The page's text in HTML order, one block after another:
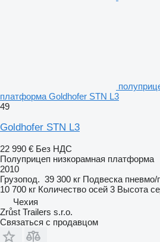
платформа Goldhofer STN L3
49
Goldhofer STN L3
22 990 € Без НДС
Полуприцеп низкорамная платформа
2010
Грузопод. 39 300 кг Подвеска пневмо/
10 700 кг Количество осей 3 Высота
Чехия
Zrůst Trailers s.r.o.
Связаться с продавцом